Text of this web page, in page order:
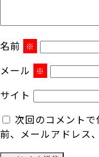
名前 ※
メール ※
サイト
次回のコメント
前、メールアドレス